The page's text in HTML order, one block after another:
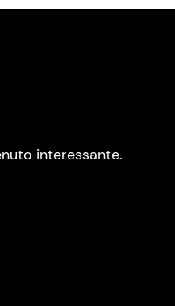
interessante.